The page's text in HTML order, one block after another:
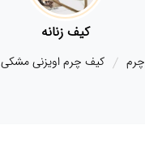
کیف زنانه
چرم
کیف چرم اویزنی مشکی 6608